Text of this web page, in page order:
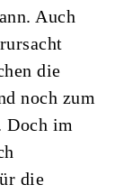
Auch
die
noch zum
Doch im
die